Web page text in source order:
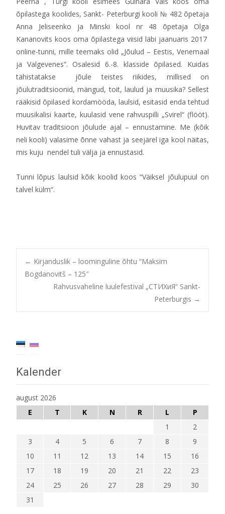
õpilastega koolides, Sankt- Peterburgi kooli № 482 õpetaja
Anna Jeliseenko ja Minski kool nr 48 õpetaja Olga
Kananovits koos oma õpilastega viisid läbi jaanuaris 2017
online-tunni, mille teemaks olid „Jõulud – Eestis, Venemaal
ja Valgevenes“. Osalesid 6.-8. klasside õpilased. Kuidas
tähistatakse jõule teistes riikides, millised on
jõulutraditsioonid, mängud, toit, laulud ja muusika? Sellest
rääkisid õpilased kordamööda, laulsid, esitasid enda tehtud
muusikalisi kaarte, kuulasid vene rahvuspilli „Svirel“ (flööt).
Huvitav traditsioon jõulude ajal – ennustamine. Me (kõik
neli kooli) valasime õnne vahast ja seejärel iga kool näitas,
mis kuju nendel tuli välja ja ennustasid.
Tunni lõpus laulsid kõik koolid koos “Väiksel jõulupuul on
talvel külm“.
Post
← Kirjanduslik – loominguline õhtu “Maksim
Bogdanovitš – 125″
Rahvusvaheline luulefestival „СТИХиЯ“ Sankt-
Peterburgis →
Kalender
august 2026
E
T K N R L
P
1
2
3
4 5 6 7 8
9
10
11 12 13 14 15
16
17
18 19 20 21 22
23
24
25 26 27 28 29
30
31